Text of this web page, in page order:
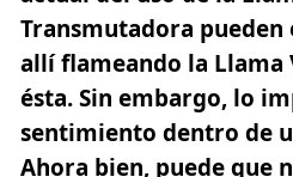
Transmutadora
allí flameando la Llama
ésta. Sin embargo, lo
sentimiento dentro de
Ahora bien, puede que